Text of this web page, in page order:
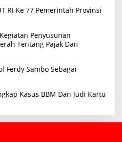
RI Ke 77 Pemerintah Provinsi
Penyusunan
Tentang Pajak Dan
Ferdy Sambo Sebagai
Kasus BBM Dan Judi Kartu